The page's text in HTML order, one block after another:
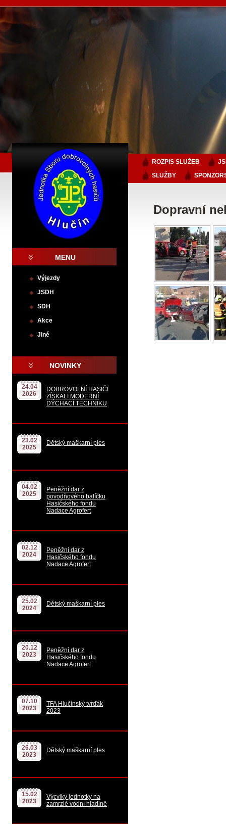
MENU
Výjezdy
JSDH
SDH
Akce
Jiné
NOVINKY
24.04
2026
DOBROVOLNÍ HASIČI
ZÍSKALI MODERNÍ
DÝCHACÍ TECHNIKU
23.02
2025
Dětský maškarní ples
04.02
2025
Peněžní dar z
povodňového balíčku
Hasičského fondu
Nadace Agrofert
02.12
2024
Peněžní dar z
Hasičského fondu
Nadace Agrofert
25.02
2024
Dětský maškarní ples
20.12
2023
Peněžní dar z
Hasičského fondu
Nadace Agrofert
07.10
2023
TFA Hlučínský tvrďák
2023
26.03
2023
Dětský maškarní ples
15.02
2023
Výcviky jednotky na
zamrzlé vodní hladině
ROZPIS SLUŽEB
SLUŽBY
Dopravní